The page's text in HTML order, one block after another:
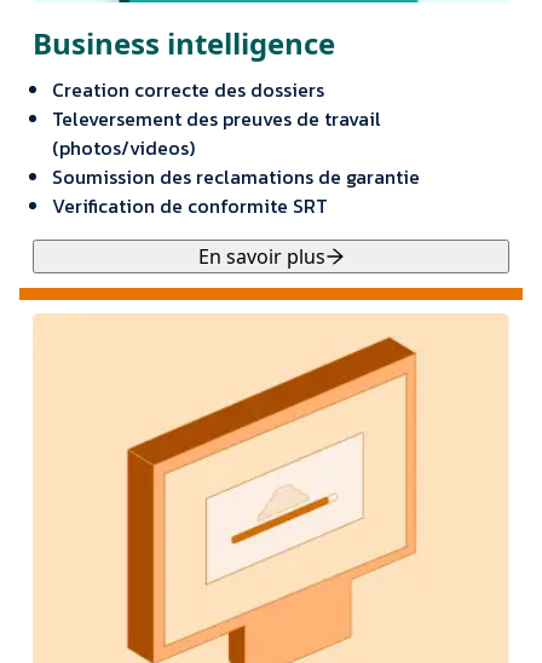
Business intelligence
Creation correcte des dossiers
Televersement des preuves de travail
(photos/videos)
Soumission des reclamations de garantie
Verification de conformite SRT
En savoir plus